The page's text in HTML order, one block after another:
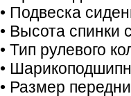
• Подвеска
• Высота спинки
• Тип рулевого
•
• Размер